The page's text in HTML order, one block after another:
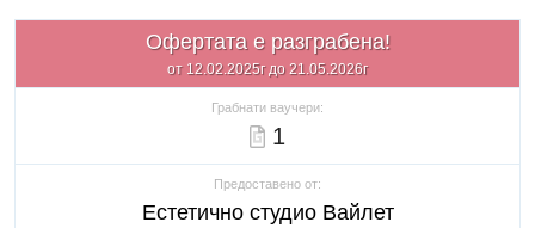
Офертата е разграбена!
от 12.02.2025г до 21.05.2026г
Грабнати ваучери:
1
Предоставено от:
Естетично студио Вайлет